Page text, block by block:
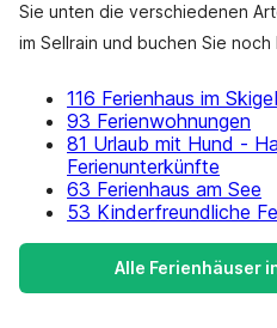
Sie unten die verschiedenen
im Sellrain und buchen Sie
116 Ferienhaus im
93 Ferienwohnungen
81 Urlaub mit Hund -
Ferienunterkünfte
63 Ferienhaus am See
53 Kinderfreundliche
Alle Ferienhäuser